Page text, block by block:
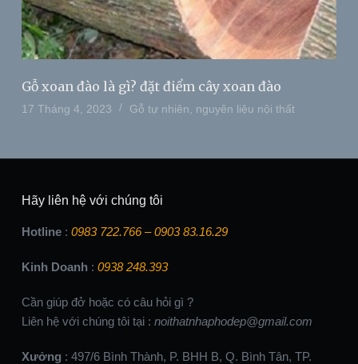
Gỗ xoan đào là gì? đặt điểm cây xoan đào
17 Tháng 4, 2023 Gỗ tự nhiên nguyên liệu nội thất
Hãy liên hệ với chúng tôi
Hotline: 0983 722.766 – 0903 83.16.29
Kinh Doanh: 0938 248.393
Cần giúp đở hoặc có câu hỏi gì ?
Liên hệ với chúng tôi tại : noithatnhaphodep@gmail.com
Xưởng : 497/6 Bình Thành, P. BHH B, Q. Bình Tân, TP.